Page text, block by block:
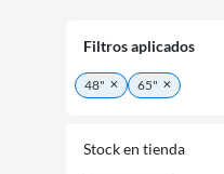
Filtros aplicados
48" 65"
Stock en tienda